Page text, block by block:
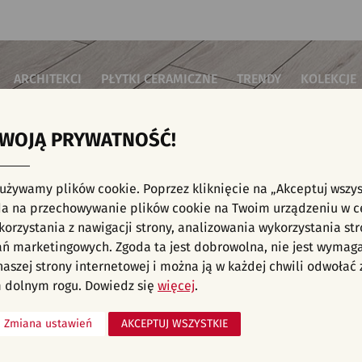
ARCHITEKCI PŁYTKI CERAMICZNE TRENDY KOLEKCJE
do sypialni
kuchenne
łazienkowe
na schody
na taras
komercyjne
Płytki ścienne
Płytki cegiełki
Płytki drewnopodobne
Płytki heksagonalne
Płytki jodełka
Płytki kamienne
Płytki kolorowe
Płytki
Płytki we
KAFELKI - TARAS I OGRÓD, WZORY I
aranżacji spełniających wybrane filtry. Przejdź do pełnejoferty
PRYWATNOŚĆ!
plików cookie. Poprzez kliknięcie na „Akceptuj
na przechowywanie plików cookie na Twoim urządzeniu w
z nawigacji strony, analizowania wykorzystania
marketingowych. Zgoda ta jest dobrowolna, nie jest
strony internetowej i można ją w każdej chwili odwołać
dolnym rogu. Dowiedz się więcej.
Zmiana ustawień AKCEPTUJ WSZYSTKIE